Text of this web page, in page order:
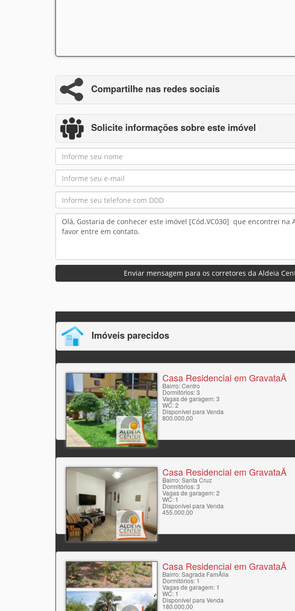
Compartilhe nas redes sociais
Solicite informações sobre este imóvel
Enviar mensagem para os corretores da Aldeia
Imóveis parecidos
Casa Residencial em GravataÃ­
Bairro: Centro
Dormitórios: 3
Vagas de garagem: 3
WC: 2
Disponível para Venda
800.000,00
Casa Residencial em GravataÃ­
Bairro: Santa Cruz
Dormitórios: 3
Vagas de garagem: 2
WC: 1
Disponível para Venda
455.000,00
Casa Residencial em GravataÃ­
Bairro: Sagrada FamÃ­lia
Dormitórios: 1
Vagas de garagem: 1
WC: 1
Disponível para Venda
180.000,00